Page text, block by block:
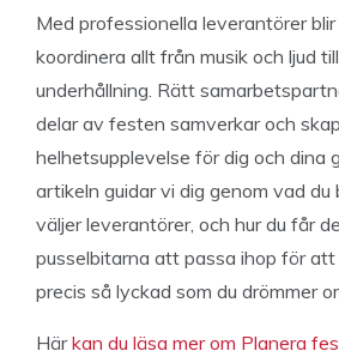
Med professionella leverantörer
koordinera allt från musik och ljud
underhållning. Rätt
delar av festen samverkar och
helhetsupplevelse för dig och dina
artikeln guidar vi dig genom vad du
väljer leverantörer, och hur du får
pusselbitarna att passa ihop för
precis så lyckad som du drömmer
Härkan du läsa mer om Planera